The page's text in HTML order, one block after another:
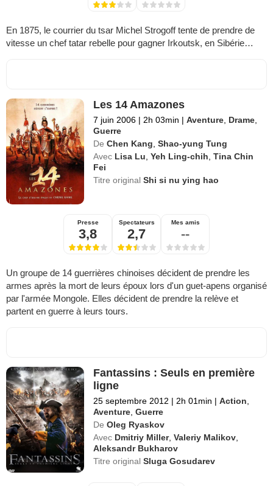
En 1875, le courrier du tsar Michel Strogoff tente de prendre de
vitesse un chef tatar rebelle pour gagner Irkoutsk, en Sibérie…
Les 14 Amazones
7 juin 2006 | 2h 03min | Aventure Drame
Guerre
De Chen Kang ,Shao-yung Tung
Avec Lisa Lu ,Yeh Ling-chih ,Tina Chin
Fei
Titre originalShi si nu ying hao
Presse
3,8
Spectateurs
2,7
Mes amis
--
Un groupe de 14 guerrières chinoises décident de prendre les
armes après la mort de leurs époux lors d'un guet-apens organisé
par l'armée Mongole. Elles décident de prendre la relève et
partent en guerre à leurs tours.
Fantassins : Seuls en première
ligne
25 septembre 2012 | 2h 01min | Action
Aventure ,Guerre
De Oleg Ryaskov
Avec Dmitriy Miller,Valeriy Malikov
Aleksandr Bukharov
Titre originalSluga Gosudarev